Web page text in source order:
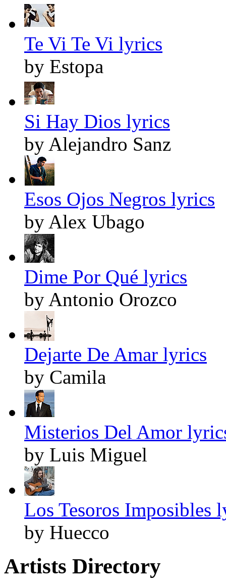
Te Vi Te Vi lyrics
by Estopa
Si Hay Dios lyrics
by Alejandro Sanz
Esos Ojos Negros lyrics
by Alex Ubago
Dime Por Qué lyrics
by Antonio Orozco
Dejarte De Amar lyrics
by Camila
Misterios Del Amor
by Luis Miguel
Los Tesoros Imposibles
by Huecco
Artists Directory